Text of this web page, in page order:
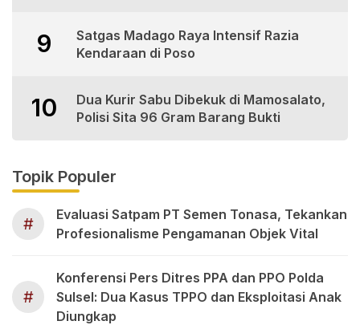
9
Satgas Madago Raya Intensif Razia
Kendaraan di Poso
10
Dua Kurir Sabu Dibekuk di Mamosalato,
Polisi Sita 96 Gram Barang Bukti
Topik Populer
#
Evaluasi Satpam PT Semen Tonasa, Tekankan
Profesionalisme Pengamanan Objek Vital
#
Konferensi Pers Ditres PPA dan PPO Polda
Sulsel: Dua Kasus TPPO dan Eksploitasi Anak
Diungkap